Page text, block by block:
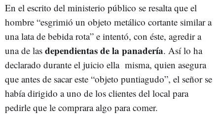
En el escrito del ministerio público se resalta que el
hombre “esgrimió un objeto metálico cortante similar a
una lata de bebida rota” e intentó, con éste, agredir a
una de las dependientas de la panadería. Así lo ha
declarado durante el juicio ella misma, quien asegura
que antes de sacar este “objeto puntiagudo”, el señor se
había dirigido a uno de los clientes del local para
pedirle que le comprara algo para comer.